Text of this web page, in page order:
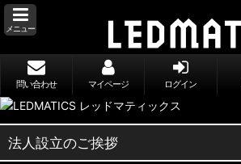
メニュー
問い合わせ マイページ ログイン
法人設立のご挨拶